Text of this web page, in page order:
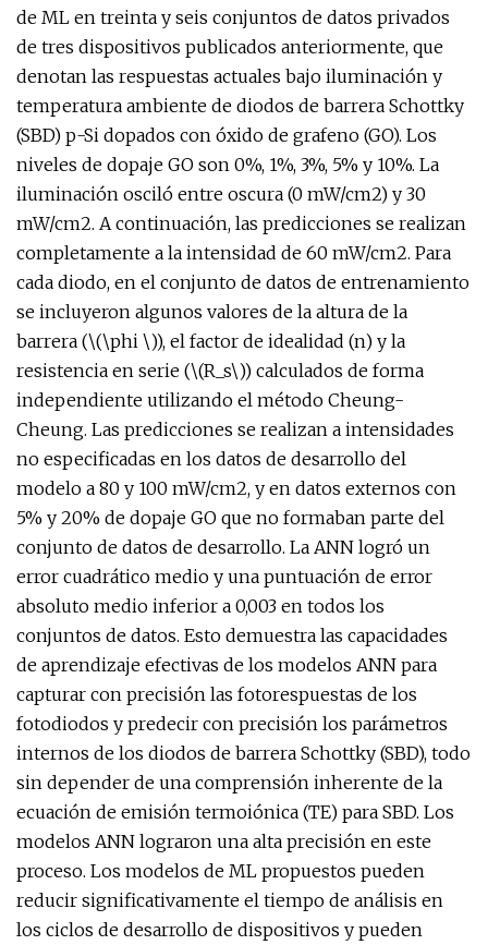
de ML en treinta y seis conjuntos de datos privados
de tres dispositivos publicados anteriormente, que
denotan las respuestas actuales bajo iluminación y
temperatura ambiente de diodos de barrera Schottky
(SBD) p-Si dopados con óxido de grafeno (GO). Los
niveles de dopaje GO son 0%, 1%, 3%, 5% y 10%. La
iluminación osciló entre oscura (0 mW/cm2) y 30
mW/cm2. A continuación, las predicciones se realizan
completamente a la intensidad de 60 mW/cm2. Para
cada diodo, en el conjunto de datos de entrenamiento
se incluyeron algunos valores de la altura de la
barrera (\(\phi \)), el factor de idealidad (n) y la
resistencia en serie (\(R_s\)) calculados de forma
independiente utilizando el método Cheung-
Cheung. Las predicciones se realizan a intensidades
no especificadas en los datos de desarrollo del
modelo a 80 y 100 mW/cm2, y en datos externos con
5% y 20% de dopaje GO que no formaban parte del
conjunto de datos de desarrollo. La ANN logró un
error cuadrático medio y una puntuación de error
absoluto medio inferior a 0,003 en todos los
conjuntos de datos. Esto demuestra las capacidades
de aprendizaje efectivas de los modelos ANN para
capturar con precisión las fotorespuestas de los
fotodiodos y predecir con precisión los parámetros
internos de los diodos de barrera Schottky (SBD), todo
sin depender de una comprensión inherente de la
ecuación de emisión termoiónica (TE) para SBD. Los
modelos ANN lograron una alta precisión en este
proceso. Los modelos de ML propuestos pueden
reducir significativamente el tiempo de análisis en
los ciclos de desarrollo de dispositivos y pueden